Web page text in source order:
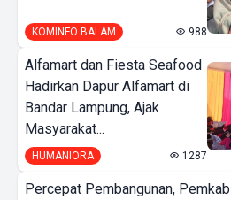
KOMINFO BALAM 988
Alfamart dan Fiesta Seafood
Hadirkan Dapur Alfamart di
Bandar Lampung, Ajak
Masyarakat...
HUMANIORA 1287
Percepat Pembangunan, Pemkab